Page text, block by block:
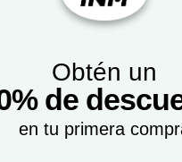
Obtén un
de
en tu primera